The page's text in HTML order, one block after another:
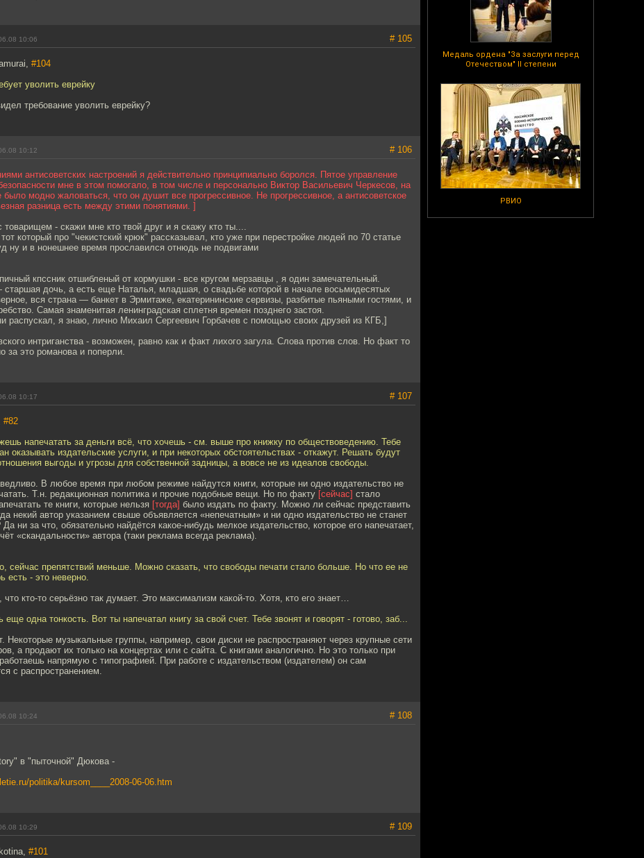
Медаль ордена "За заслуги перед
Отечеством" II степени
РВИО
10:06 # 105
#104
уволить еврейку
требование уволить еврейку?
10:12 # 106
антисоветских настроений я действительно принципиально боролся. Пятое управление
мне в этом помогало, в том числе и персонально Виктор Васильевич Черкесов, на
было модно жаловаться, что он душит все прогрессивное. Не прогрессивное, а антисоветское
разница есть между этими понятиями. ]
товарищем - скажи мне кто твой друг и я скажу кто ты....
который про "чекистский крюк" рассказывал, кто уже при перестройке людей по 70 статье
ну и в нонешнее время прославился отнюдь не подвигами
кпссник отшибленый от кормушки - все кругом мерзавцы , я один замечательный.
дочь, а есть еще Наталья, младшая, о свадьбе которой в начале восьмидесятых
вся страна — банкет в Эрмитаже, екатерининские сервизы, разбитые пьяными гостями, и
Самая знаменитая ленинградская сплетня времен позднего застоя.
распускал, я знаю, лично Михаил Сергеевич Горбачев с помощью своих друзей из КГБ,]
интриганства - возможен, равно как и факт лихого загула. Слова против слов. Но факт то
за это романова и поперли.
10:17 # 107
#82
напечатать за деньги всё, что хочешь - см. выше про книжку по обществоведению. Тебе
оказывать издательские услуги, и при некоторых обстоятельствах - откажут. Решать будут
выгоды и угрозы для собственной задницы, а вовсе не из идеалов свободы.
В любое время при любом режиме найдутся книги, которые ни одно издательство не
Т.н. редакционная политика и прочие подобные вещи. Но по факту [сейчас] стало
те книги, которые нельзя [тогда] было издать по факту. Можно ли сейчас представить
некий автор указанием свыше объявляется «непечатным» и ни одно издательство не станет
Да ни за что, обязательно найдётся какое-нибудь мелкое издательство, которое его напечатает,
«скандальности» автора (таки реклама всегда реклама).
сейчас препятствий меньше. Можно сказать, что свободы печати стало больше. Но что ее не
есть - это неверно.
кто-то серьёзно так думает. Это максимализм какой-то. Хотя, кто его знает…
еще одна тонкость. Вот ты напечатал книгу за свой счет. Тебе звонят и говорят - готово, заб...
Некоторые музыкальные группы, например, свои диски не распространяют через крупные сети
а продают их только на концертах или с сайта. С книгами аналогично. Но это только при
напрямую с типографией. При работе с издательством (издателем) он сам
с распространением.
10:24 # 108
в "пыточной" Дюкова -
politika/kursom____2008-06-06.htm
10:29 # 109
#101